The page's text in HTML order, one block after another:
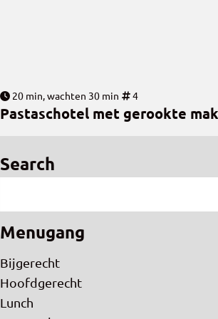
20 min, wachten 30 min 4
Pastaschotel met gerookte
Search
Menugang
Bijgerecht
Hoofdgerecht
Lunch